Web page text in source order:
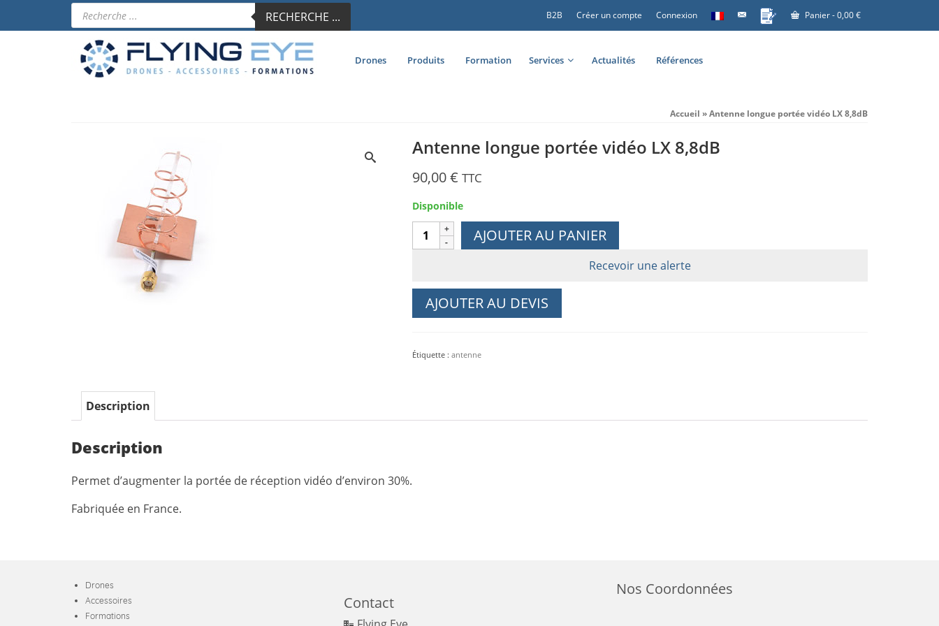
B2B Créer un compte Connexion Panier-0,00€
Recherche
de
produits
RECHERCHE ...
Drones Produits Formation Services Actualités Références
Accueil »Antenne longue portée vidéo LX 8,8dB
Antenne longue portée vidéo LX 8,8dB
90,00€ TTC
Disponible
quantité
de
portée
vidéo
8,8dB
AJOUTER AU PANIER
Recevoir une alerte
AJOUTER AU DEVIS
Étiquette : antenne
Description
Description
Permet d’augmenter la portée de réception vidéo d’environ 30%.
Fabriquée en France.
Drones
Accessoires
Formations
Contact
Nos Coordonnées